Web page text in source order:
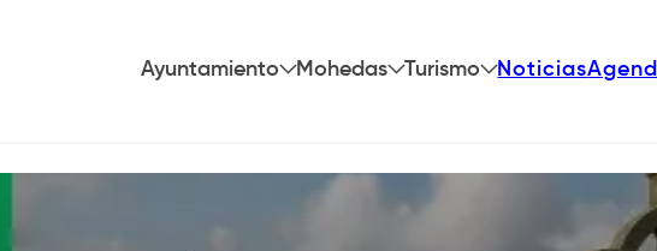
Ayuntamiento Mohedas Turismo Noticias